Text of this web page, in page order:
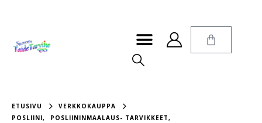
ETUSIVU
VERKKOKAUPPA
POSLIINI, POSLIININMAALAUS- TARVIKKEET,